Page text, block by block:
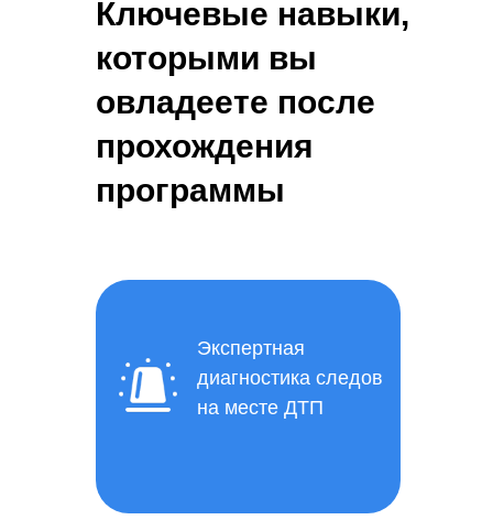
Ключевые навыки,
которыми вы
овладеете после
прохождения
программы
Экспертная
диагностика следов
на месте ДТП